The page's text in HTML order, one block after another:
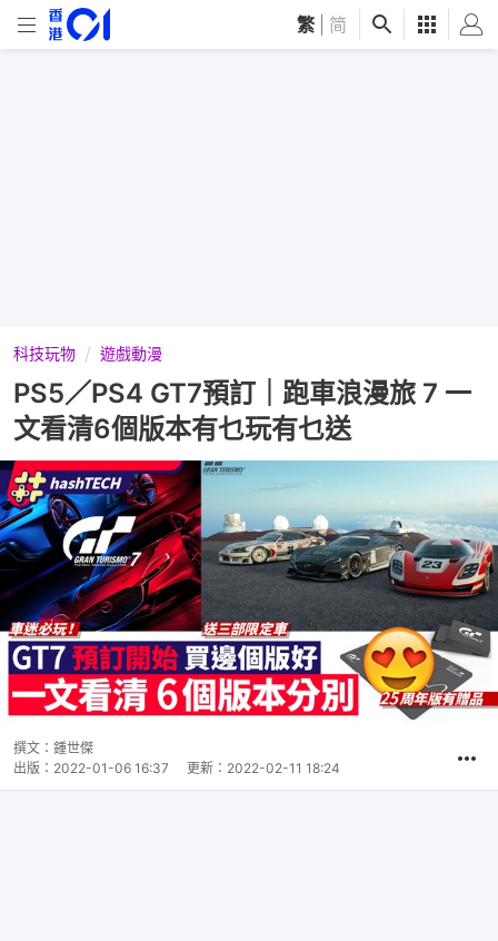
繁 简
科技玩物 遊戲動漫
PS5／PS4 GT7預訂｜跑車浪漫旅 7 一
文看清6個版本有乜玩有乜送
撰文： 鍾世傑
出版： 2022-01-06 16:37 更新： 2022-02-11 18:24